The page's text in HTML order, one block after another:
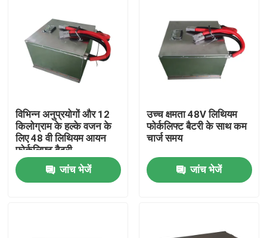
विभिन्न अनुप्रयोगों और 12
किलोग्राम के हल्के वजन के
लिए 48 वी लिथियम आयन
फोर्कलिफ्ट बैटरी
जांच भेजें
उच्च क्षमता 48V लिथियम
फोर्कलिफ्ट बैटरी के साथ कम
चार्ज समय
जांच भेजें